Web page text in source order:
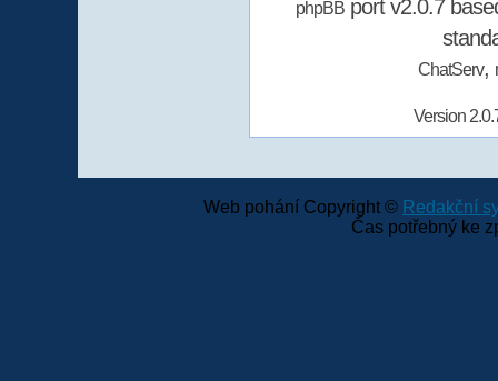
phpBBport v2.0.7
ChatServ,
Version
Web pohání Copyright © Redakční
Čas potřebný ke